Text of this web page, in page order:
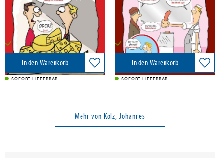
Anaconda Verlag, 2018
7,95 €
Versandkostenfrei in DE
In den Warenkorb
SOFORT LIEFERBAR
Anaconda Verlag, 2017
7,95 €
Versandkostenfrei in DE
In den Warenkorb
SOFORT LIEFERBAR
Mehr von Kolz, Johannes